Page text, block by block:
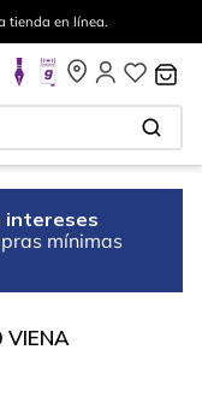
tienda en línea.
intereses
mínimas
VIENA